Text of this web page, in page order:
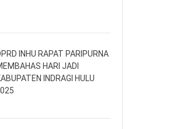
INHU RAPAT PARIPURNA
HARI JADI
INDRAGI HULU